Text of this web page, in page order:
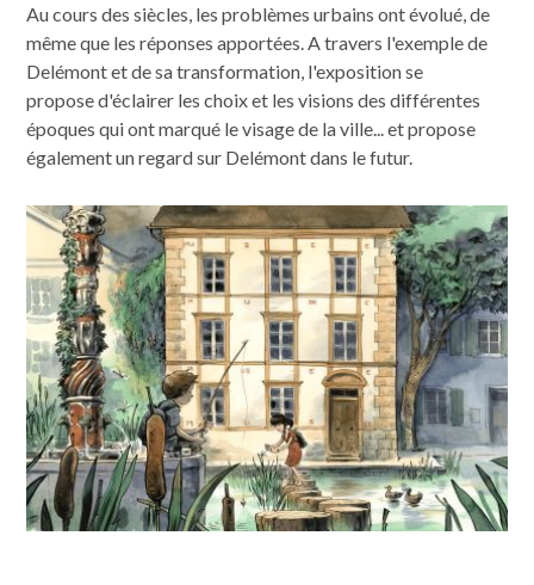
Au cours des siècles, les problèmes urbains ont évolué, de
même que les réponses apportées. A travers l'exemple de
Delémont et de sa transformation, l'exposition se
propose d'éclairer les choix et les visions des différentes
époques qui ont marqué le visage de la ville... et propose
également un regard sur Delémont dans le futur.